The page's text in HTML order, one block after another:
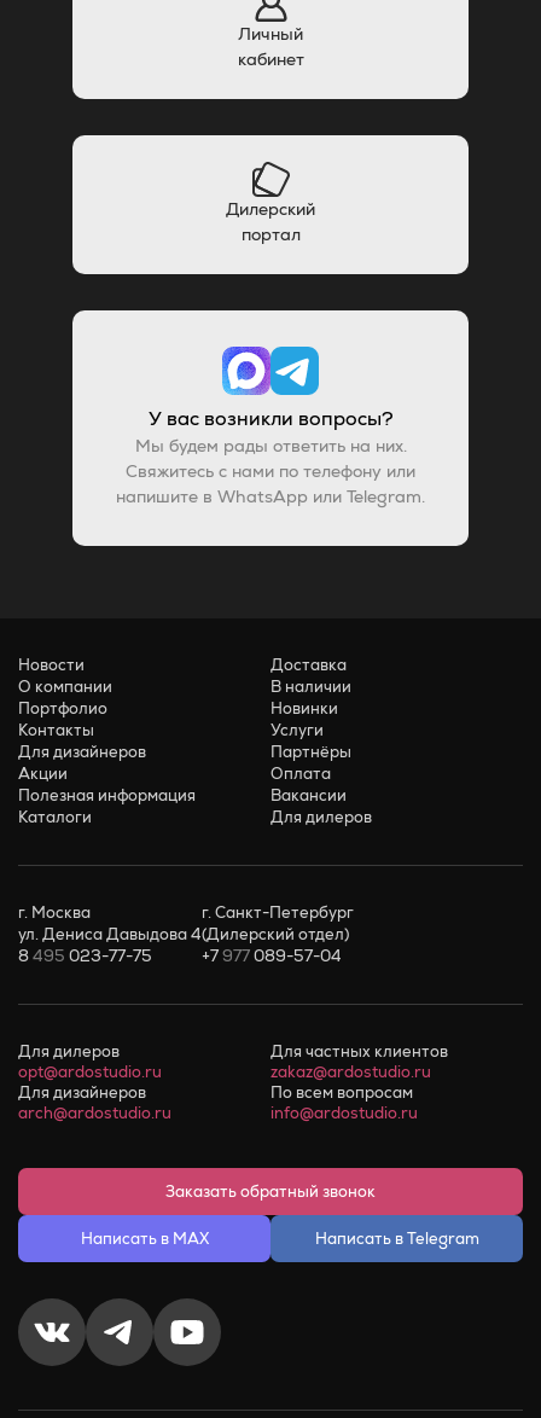
Личный
кабинет
Дилерский
портал
У вас возникли вопросы?
Мы будем рады ответить на них.
Свяжитесь с нами по телефону или
напишите в WhatsApp или Telegram.
Новости
О компании
Портфолио
Контакты
Для дизайнеров
Акции
Полезная информация
Каталоги
Доставка
В наличии
Новинки
Услуги
Партнёры
Оплата
Вакансии
Для дилеров
г. Москва
ул. Дениса Давыдова 4
8495 023-77-75
г. Санкт-Петербург
(Дилерский отдел)
+7977089-57-04
Для дилеров
opt@ardostudio.ru
Для частных клиентов
zakaz@ardostudio.ru
Для дизайнеров
arch@ardostudio.ru
По всем вопросам
info@ardostudio.ru
Заказать обратный звонок
Написать в MAX Написать в Telegram